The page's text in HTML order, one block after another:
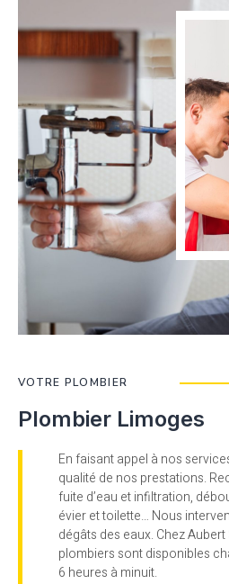
VOTRE PLOMBIER
Plombier Limoges
En faisant appel à nos
qualité de nos prestations.
fuite d’eau et infiltration,
évier et toilette… Nous
dégâts des eaux. Chez
plombiers sont disponibles
6 heures à minuit.